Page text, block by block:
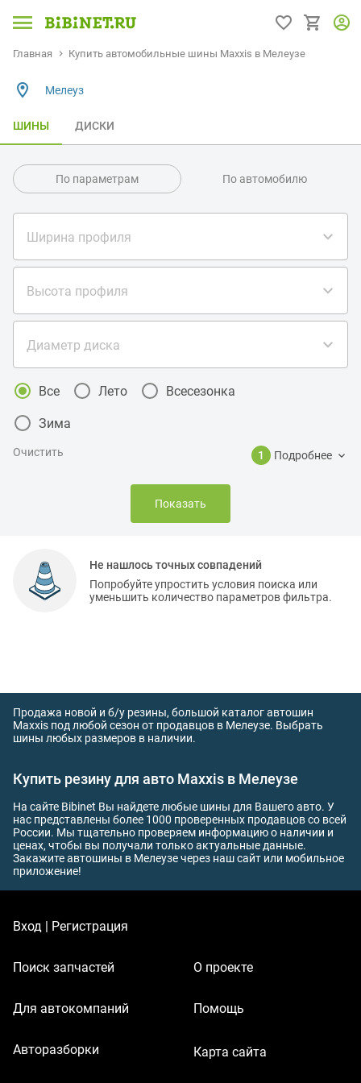
Главная Купить автомобильные шины Maxxis в Мелеузе
Мелеуз
ШИНЫ ДИСКИ
По параметрам По автомобилю
Ширина профиля
Высота профиля
Диаметр диска
Все Лето Всесезонка
Зима
Очистить 1 Подробнее
Показать
Не нашлось точных совпадений
Попробуйте упростить условия поиска или
уменьшить количество параметров фильтра.
Продажа новой и б/у резины, большой каталог автошин
Maxxis под любой сезон от продавцов в Мелеузе. Выбрать
шины любых размеров в наличии.
Купить резину для авто Maxxis в Мелеузе
На сайте Bibinet Вы найдете любые шины для Вашего авто. У
нас представлены более 1000 проверенных продавцов со всей
России. Мы тщательно проверяем информацию о наличии и
ценах, чтобы вы получали только актуальные данные.
Закажите автошины в Мелеузе через наш сайт или мобильное
приложение!
Вход | Регистрация
Поиск запчастей
Для автокомпаний
Авторазборки
О проекте
Помощь
Карта сайта